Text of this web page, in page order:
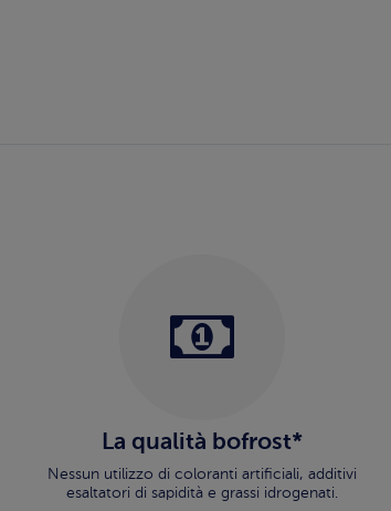
La qualità bofrost*
Nessun utilizzo di coloranti artificiali, additivi
esaltatori di sapidità e grassi idrogenati.